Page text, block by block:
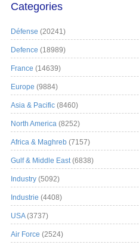
Categories
Défense (20241)
Defence (18989)
France (14639)
Europe (9884)
Asia & Pacific (8460)
North America (8252)
Africa & Maghreb (7157)
Gulf & Middle East(6838)
Industry (5092)
Industrie (4408)
USA(3737)
Air Force (2524)